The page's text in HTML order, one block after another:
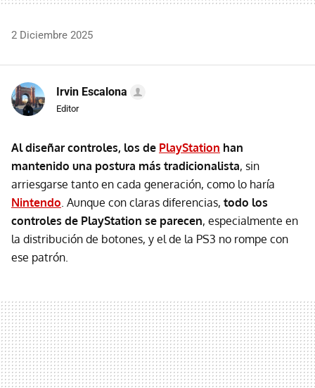
2 Diciembre 2025
Irvin Escalona
Editor
Al diseñar controles, los de PlayStation han
mantenido una postura más tradicionalista, sin
arriesgarse tanto en cada generación, como lo haría
Nintendo. Aunque con claras diferencias, todo los
controles de PlayStation se parecen, especialmente en
la distribución de botones, y el de la PS3 no rompe con
ese patrón.